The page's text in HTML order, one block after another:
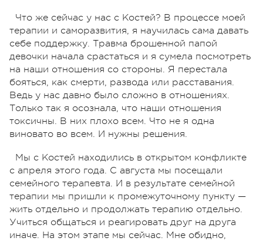
Что же сейчас у нас с Костей? В процессе моей
терапии и саморазвития, я научилась сама давать
себе поддержку. Травма брошенной папой
девочки начала срастаться и я сумела посмотреть
на наши отношения со стороны. Я перестала
бояться, как смерти, развода или расставания.
Ведь у нас давно было сложно в отношениях.
Только так я осознала, что наши отношения
токсичны. В них плохо всем. Что не я одна
виновато во всем. И нужны решения.
Мы с Костей находились в открытом конфликте
с апреля этого года. С августа мы посещали
семейного терапевта. И в результате семейной
терапии мы пришли к промежуточному пункту —
жить отдельно и продолжать терапию отдельно.
Учиться общаться и реагировать друг на друга
иначе. На этом этапе мы сейчас. Мне обидно,